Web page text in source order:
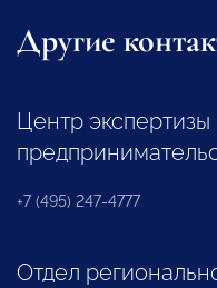
Другие
Центр
+7 (495) 247-4777
Отдел